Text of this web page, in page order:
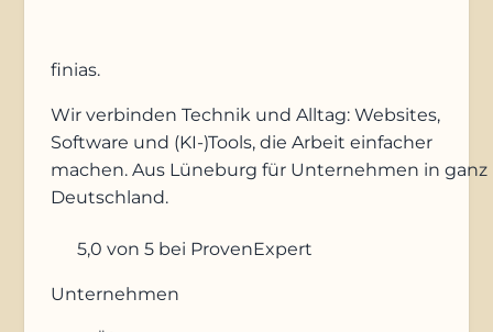
finias.
Wir verbinden Technik und Alltag: Websites,
Software und (KI-)Tools, die Arbeit einfacher
machen. Aus Lüneburg für Unternehmen in ganz
Deutschland.
5,0 von 5 bei ProvenExpert
Unternehmen